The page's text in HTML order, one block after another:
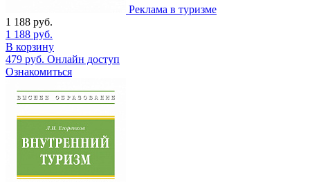
Реклама в туризме
1 188 руб.
1 188 руб.
В корзину
479 руб. Онлайн доступ
Ознакомиться